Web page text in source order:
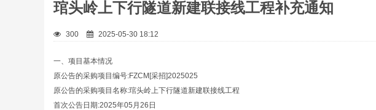
琯头岭上下行隧道新建联接线工程补充通知
300 2025-05-30 18:12
一、项目基本情况
原公告的采购项目编号:FZCM[采招]2025025
原公告的采购项目名称:琯头岭上下行隧道新建联接线工程
首次公告日期:2025年05月26日